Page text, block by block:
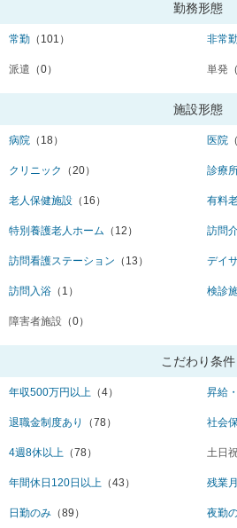
勤務形態
常勤 （101） 非常
派遣 （0） 単発
施設形態
病院 （18） 医院
クリニック （20） 診療
老人保健施設 （16） 有料
特別養護老人ホーム （12） 訪問
訪問看護ステーション （13） デイ
訪問入浴 （1） 検診
障害者施設 （0）
こだわり条件
年収500万円以上 （4） 昇給
退職金制度あり （78） 社会
4週8休以上 （78） 土日
年間休日120日以上 （43） 残業
日勤のみ （89） 夜勤